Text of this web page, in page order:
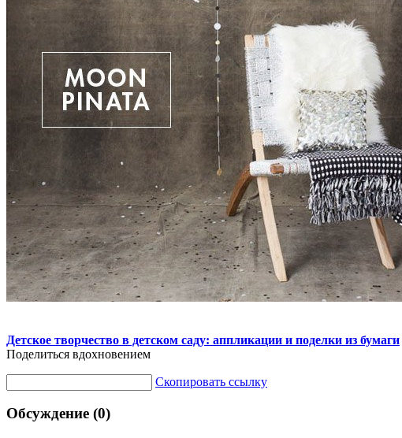
Детское творчество в детском саду: аппликации и поделки из бумаги
Поделиться вдохновением
Скопировать ссылку
Обсуждение (0)